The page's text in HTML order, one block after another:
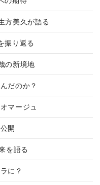
方美久が語る
振り返る
の新境地
んだのか？
マージュ
開
を語る
に？